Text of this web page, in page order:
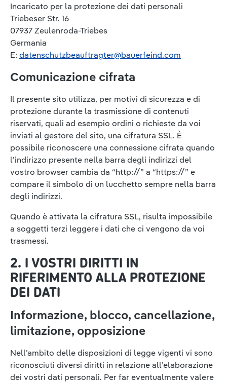
Incaricato per la protezione dei dati personali
Triebeser Str. 16
07937 Zeulenroda-Triebes
Germania
E: datenschutzbeauftragter@bauerfeind.com
Comunicazione cifrata
Il presente sito utilizza, per motivi di sicurezza e di
protezione durante la trasmissione di contenuti
riservati, quali ad esempio ordini o richieste da voi
inviati al gestore del sito, una cifratura SSL. È
possibile riconoscere una connessione cifrata quando
l’indirizzo presente nella barra degli indirizzi del
vostro browser cambia da “http://” a “https://” e
compare il simbolo di un lucchetto sempre nella barra
degli indirizzi.
Quando è attivata la cifratura SSL, risulta impossibile
a soggetti terzi leggere i dati che ci vengono da voi
trasmessi.
2. I VOSTRI DIRITTI IN
RIFERIMENTO ALLA PROTEZIONE
DEI DATI
Informazione, blocco, cancellazione,
limitazione, opposizione
Nell’ambito delle disposizioni di legge vigenti vi sono
riconosciuti diversi diritti in relazione all’elaborazione
dei vostri dati personali. Per far eventualmente valere